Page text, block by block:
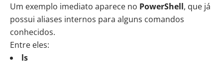
Um exemplo imediato aparece no PowerShell, que já
possui aliases internos para alguns comandos
conhecidos.
Entre eles:
ls